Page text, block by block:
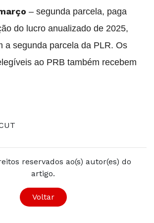
– segunda parcela, paga
do lucro anualizado de 2025,
a segunda parcela da PLR. Os
ao PRB também recebem
reservados ao(s) autor(es) do
artigo.
Voltar